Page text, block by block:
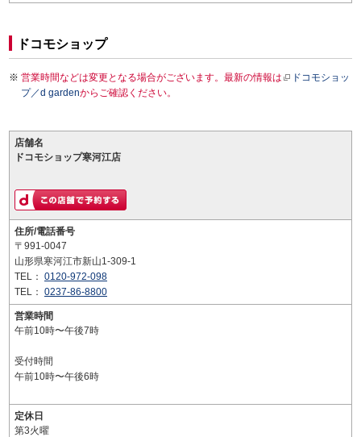
ドコモショップ
営業時間などは変更となる場合がございます。最新の情報は
ドコモショッ
プ／d gardenからご確認ください。
店舗名
ドコモショップ寒河江店
住所/電話番号
〒991-0047
山形県寒河江市新山1-309-1
TEL： 0120-972-098
TEL： 0237-86-8800
営業時間
午前10時〜午後7時
受付時間
午前10時〜午後6時
定休日
第3火曜